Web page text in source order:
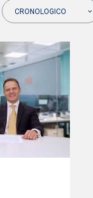
CRONOLOGICO